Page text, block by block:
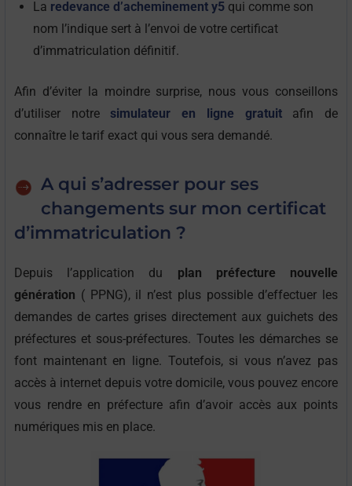
La redevance d’acheminement y5 qui comme son
nom l’indique sert à l’envoi de votre certificat
d’immatriculation définitif.
Afin d’éviter la moindre surprise, nous vous conseillons
d’utiliser notresimulateur en ligne gratuitafin de
connaître le tarif exact qui vous sera demandé.
A qui s’adresser pour ses
changements sur mon certificat
d’immatriculation ?
Depuis l’application du plan préfecture nouvelle
génération ( PPNG), il n’est plus possible d’effectuer les
demandes de cartes grises directement aux guichets des
préfectures et sous-préfectures. Toutes les démarches se
font maintenant en ligne. Toutefois, si vous n’avez pas
accès à internet depuis votre domicile, vous pouvez encore
vous rendre en préfecture afin d’avoir accès aux points
numériques mis en place.